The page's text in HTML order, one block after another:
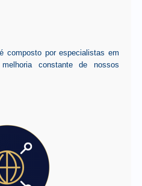
composto por especialistas em
constante de nossos